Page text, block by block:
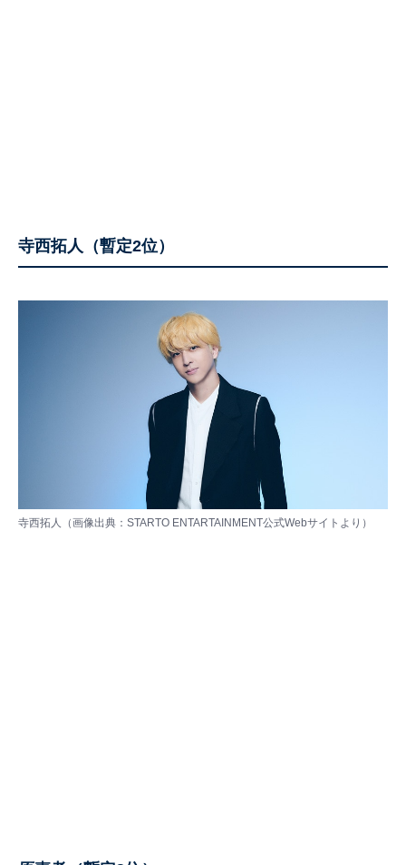
寺西拓人（暫定2位）
寺西拓人（画像出典：STARTO ENTARTAINMENT公式Webサイトより）